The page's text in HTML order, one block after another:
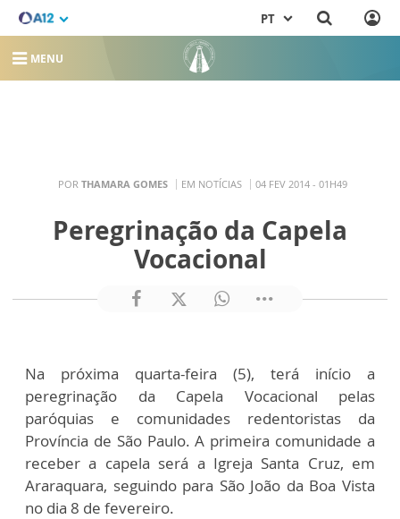
PT
MENU
POR THAMARA GOMES EM NOTÍCIAS 04 FEV 2014 - 01H49
Peregrinação da Capela
Vocacional
Na próxima quarta-feira (5), terá início a
peregrinação da Capela Vocacional pelas
paróquias e comunidades redentoristas da
Província de São Paulo. A primeira comunidade a
receber a capela será a Igreja Santa Cruz, em
Araraquara, seguindo para São João da Boa Vista
no dia 8 de fevereiro.